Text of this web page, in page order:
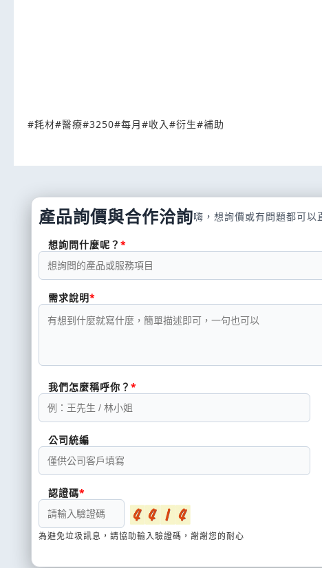
#耗材#醫療#3250#每月#收入#衍生#補助
產品詢價與合作洽詢嗨，想詢價或有問題都可
想詢問什麼呢？
需求說明
我們怎麼稱呼你？
公司統編
認證碼
為避免垃圾訊息，請協助輸入驗證碼，謝謝您的耐心